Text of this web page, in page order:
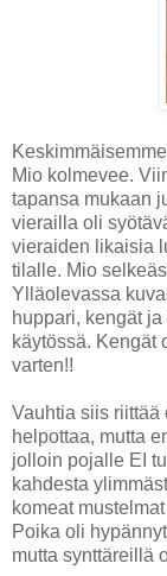
Mio kolmevee.
tapansa mukaan
vierailla oli
vieraiden likaisia
tilalle. Mio
Ylläolevassa
huppari, kengät
käytössä. Kengät
varten!!
Vauhtia siis
helpottaa, mutta
jolloin pojalle EI
kahdesta
komeat
Poika oli
mutta synttäreillä